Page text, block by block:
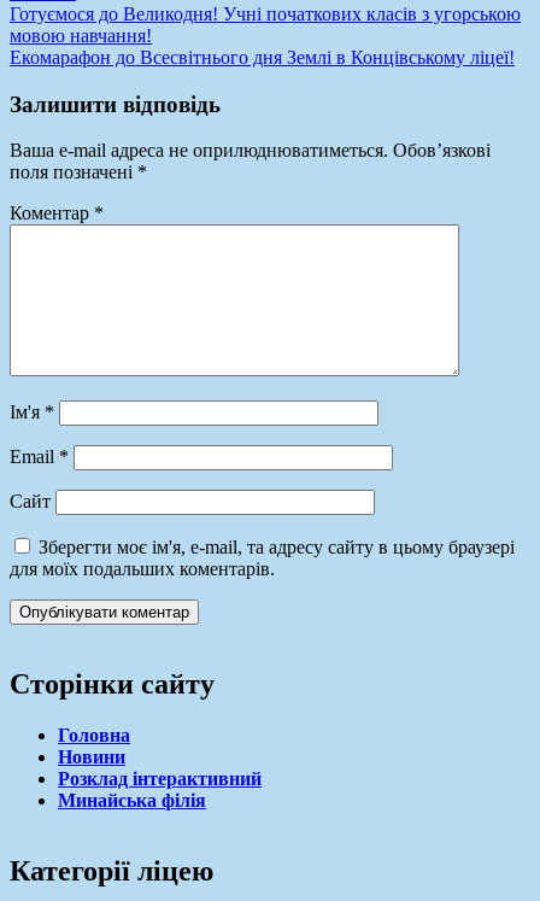
Навігація
записів
Готуємося до Великодня! Учні початкових класів з угорською
мовою навчання!
Екомарафон до Всесвітнього дня Землі в Концівському ліцеї!
Залишити відповідь
Ваша e-mail адреса не оприлюднюватиметься. Обов’язкові
поля позначені *
Коментар *
Ім'я *
Email *
Сайт
Зберегти моє ім'я, e-mail, та адресу сайту в цьому браузері
для моїх подальших коментарів.
Сторінки сайту
Головна
Новини
Розклад інтерактивний
Минайська філія
Категорії ліцею